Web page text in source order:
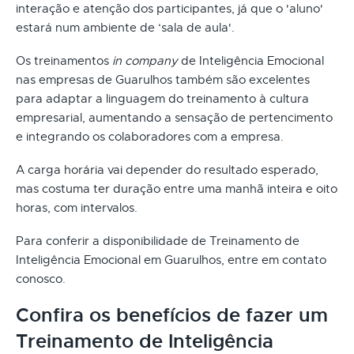
interação e atenção dos participantes, já que o 'aluno'
estará num ambiente de ‘sala de aula'.
Os treinamentos in companyde Inteligência Emocional
nas empresas de Guarulhos também são excelentes
para adaptar a linguagem do treinamento à cultura
empresarial, aumentando a sensação de pertencimento
e integrando os colaboradores com a empresa.
A carga horária vai depender do resultado esperado,
mas costuma ter duração entre uma manhã inteira e oito
horas, com intervalos.
Para conferir a disponibilidade de Treinamento de
Inteligência Emocional em Guarulhos, entre em contato
conosco.
Confira os benefícios de fazer um
Treinamento de Inteligência